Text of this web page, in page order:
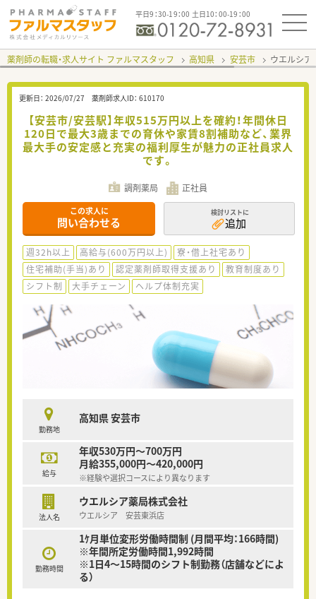
平日9：30-19：00 土日10：00-19：00
薬剤師の転職・求人サイト ファルマスタッフ 高知県 安芸市 ウエルシ
更新日： 2026/07/27 薬剤師求人ID： 610170
【安芸市/安芸駅】年収515万円以上を確約！年間休日
120日で最大3歳までの育休や家賃8割補助など、業界
最大手の安定感と充実の福利厚生が魅力の正社員求人
です。
調剤薬局 正社員
この求人に
問い合わせる
検討リストに
追加
週32h以上 高給与(600万円以上)
寮・借上社宅あり
住宅補助(手当)あり
認定薬剤師取得支援あり
教育制度あり
シフト制
大手チェーン ヘルプ体制充実
勤務地
高知県 安芸市
給与
年収530万円～700万円
月給355,000円～420,000円
※経験や選択コースにより異なります
法人名
ウエルシア薬局株式会社
ウエルシア 安芸東浜店
勤務時間
1ｹ月単位変形労働時間制 (月間平均：166時間)
※年間所定労働時間1,992時間
※1日4～15時間のシフト制勤務（店舗などによ
る）